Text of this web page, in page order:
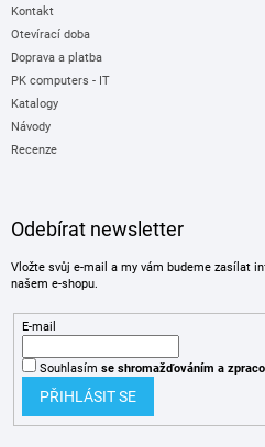
Kontakt
Otevírací doba
Doprava a platba
PK computers - IT
Katalogy
Návody
Recenze
Odebírat newsletter
Vložte svůj e-mail a my vám budeme zasílat
našem e-shopu.
E-mail
Souhlasím se shromažďováním a
PŘIHLÁSIT SE